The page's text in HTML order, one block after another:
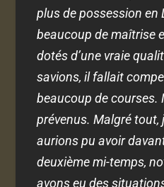
plus de possession en
beaucoup de maîtrise
dotés d’une vraie
savions, il fallait
beaucoup de courses.
prévenus. Malgré tout,
aurions pu avoir
deuxième mi-temps,
avons eu des